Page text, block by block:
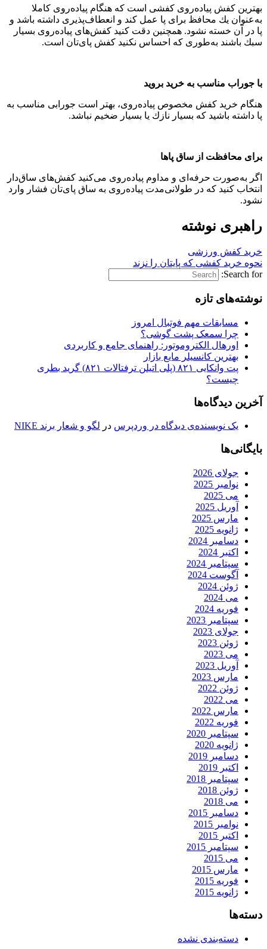
بهترین كفش پیاده‌روی كفشی است كه هنگام پیاده‌‌روی كاملا
به‌عنوان یك محافظ برای پا عمل كند و انعطاف‌‌پذیری داشته باشد و
پا در آن خسته نشود. همچنین دقت كنید كفش‌های پیاده‌روی بسیار
سبك باشند به‌طوری كه احساس نكنید كفش پای‌تان است.
با جوراب مناسب به خرید بروید
هنگام خرید كفش مخصوص پیاده‌روی‌، بهتر است جورابی مناسب به
پا داشته باشید كه بسیار نازك یا بسیار ضخیم نباشد.
برای محافظت از ساق پاها
اگر به‌صورت حرفه‌ای و مداوم پیاده‌روی می‌كنید كفش‌های ساق‌دار
انتخاب كنید كه در طولانی‌مدت پیاده‌روی به ساق پای‌تان فشار وارد
نشود.
راهبری نوشته
خرید کفش ورزشی
نحوه خرید کفشی که پایتان را نزند
Search for:
نوشته‌های تازه
مسابقات مهم فوتبال امروز
چرا سمعک پشت گوشی؟
اورهال الکتروموتور: راهنمای جامع و کاربردی
بهترین کانسیلر مایع بازار
پت وانکایی ۸۲۱ (پلی اتیلن ترفتالات ۸۲۱) گرید بطری
چیست؟
آخرین دیدگاه‌ها
یک نویسنده‌ی دیدگاه در وردپرس در لگو و شعار برند NIKE
بایگانی‌ها
جولای 2026
نوامبر 2025
می 2025
آوریل 2025
مارس 2025
ژانویه 2025
دسامبر 2024
اکتبر 2024
سپتامبر 2024
آگوست 2024
ژوئن 2024
می 2024
فوریه 2024
سپتامبر 2023
جولای 2023
ژوئن 2023
می 2023
آوریل 2023
مارس 2023
ژوئن 2022
می 2022
مارس 2022
فوریه 2022
سپتامبر 2020
ژانویه 2020
دسامبر 2019
اکتبر 2019
سپتامبر 2018
ژوئن 2018
می 2018
دسامبر 2015
نوامبر 2015
اکتبر 2015
سپتامبر 2015
می 2015
مارس 2015
فوریه 2015
ژانویه 2015
دسته‌ها
دسته‌بندی نشده